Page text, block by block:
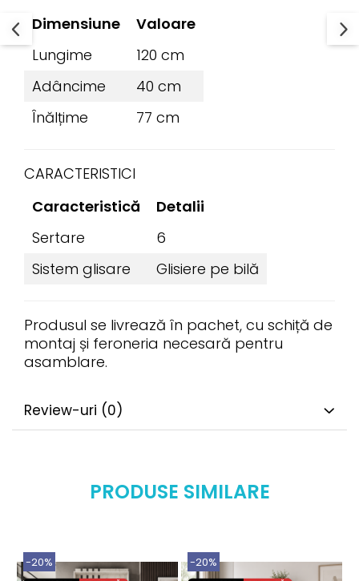
Dimensiune
Valoare
Lungime
120 cm
Adâncime
40 cm
Înălțime
77 cm
CARACTERISTICI
Caracteristică
Detalii
Sertare
6
Sistem glisare
Glisiere pe bilă
Produsul se livrează în pachet, cu schiță de
montaj și feroneria necesară pentru
asamblare.
Review-uri (0)
PRODUSE SIMILARE
-20% -20%